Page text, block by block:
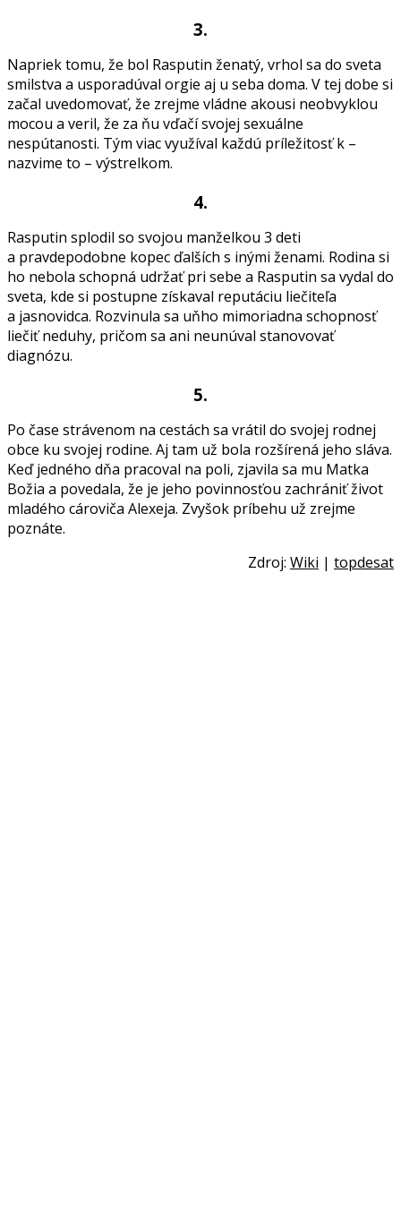
3.
Napriek tomu, že bol Rasputin ženatý, vrhol sa do sveta
smilstva a usporadúval orgie aj u seba doma. V tej dobe si
začal uvedomovať, že zrejme vládne akousi neobvyklou
mocou a veril, že za ňu vďačí svojej sexuálne
nespútanosti. Tým viac využíval každú príležitosť k –
nazvime to – výstrelkom.
4.
Rasputin splodil so svojou manželkou 3 deti
a pravdepodobne kopec ďalších s inými ženami. Rodina si
ho nebola schopná udržať pri sebe a Rasputin sa vydal do
sveta, kde si postupne získaval reputáciu liečiteľa
a jasnovidca. Rozvinula sa uňho mimoriadna schopnosť
liečiť neduhy, pričom sa ani neunúval stanovovať
diagnózu.
5.
Po čase strávenom na cestách sa vrátil do svojej rodnej
obce ku svojej rodine. Aj tam už bola rozšírená jeho sláva.
Keď jedného dňa pracoval na poli, zjavila sa mu Matka
Božia a povedala, že je jeho povinnosťou zachrániť život
mladého cároviča Alexeja. Zvyšok príbehu už zrejme
poznáte.
Zdroj: Wiki | topdesat